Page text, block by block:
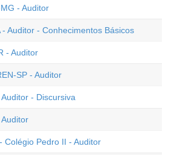
- Auditor
Auditor - Conhecimentos Básicos
- Auditor
SP - Auditor
- Discursiva
Colégio Pedro II - Auditor